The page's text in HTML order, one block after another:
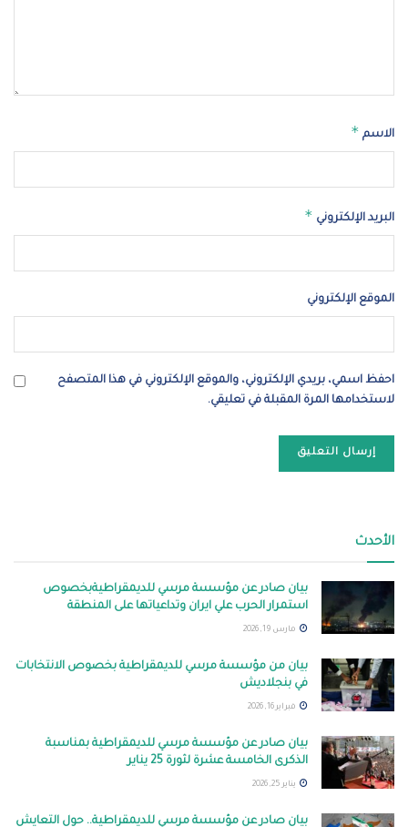
الاسم *
البريد الإلكتروني *
الموقع الإلكتروني
احفظ اسمي، بريدي الإلكتروني، والموقع الإلكتروني في هذا المتصفح
لاستخدامها المرة المقبلة في تعليقي.
الأحدث
بيان صادر عن مؤسسة مرسي للديمقراطيةبخصوص
استمرار الحرب علي ايران وتداعياتها على المنطقة
مارس 19, 2026
بيان من مؤسسة مرسي للديمقراطية بخصوص الانتخابات
في بنجلاديش
فبراير 16, 2026
بيان صادر عن مؤسسة مرسي للديمقراطية بمناسبة
الذكرى الخامسة عشرة لثورة 25 يناير
يناير 25, 2026
بيان صادر عن مؤسسة مرسي للديمقراطية.. حول التعايش